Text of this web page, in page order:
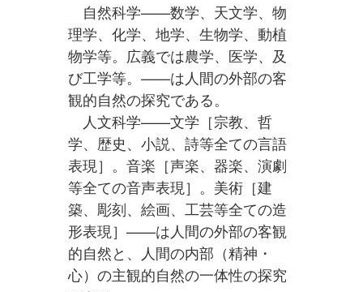
自然科学——数学、天文学、物
理学、化学、地学、生物学、動植
物学等。広義では農学、医学、及
び工学等。——は人間の外部の客
観的自然の探究である。
人文科学——文学［宗教、哲
学、歴史、小説、詩等全ての言語
表現］。音楽［声楽、器楽、演劇
等全ての音声表現］。美術［建
築、彫刻、絵画、工芸等全ての造
形表現］——は人間の外部の客観
的自然と、人間の内部（精神・
心）の主観的自然の一体性の探究